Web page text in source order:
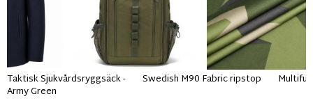
Taktisk Sjukvårdsryggsäck -
Army Green
Swedish M90 Fabric ripstop